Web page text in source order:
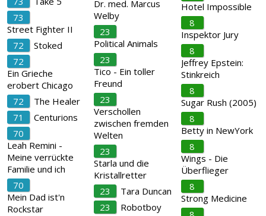
73
Street Fighter II
72
Stoked
72
Ein Grieche
erobert Chicago
72
The Healer
71
Centurions
70
Leah Remini -
Meine verrückte
Familie und ich
70
Mein Dad ist'n
Rockstar
Dr. med. Marcus
Welby
23
Political Animals
23
Tico - Ein toller
Freund
23
Verschollen
zwischen fremden
Welten
23
Starla und die
Kristallretter
23
Tara Duncan
23
Robotboy
Hotel Impossible
8
Inspektor Jury
8
Jeffrey Epstein:
Stinkreich
8
Sugar Rush (2005)
8
Betty in NewYork
8
Wings - Die
Überflieger
8
Strong Medicine